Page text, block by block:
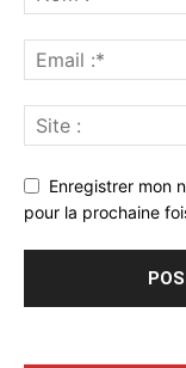
Enregistrer mon
pour la prochaine